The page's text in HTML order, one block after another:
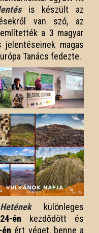
is készült az
van szó, az
a 3 magyar
jelentéseinek magas
Tanács fedezte.
különleges
én kezdődött és
ért véget, benne a